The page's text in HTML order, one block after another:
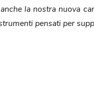
la nostra nuova
pensati per